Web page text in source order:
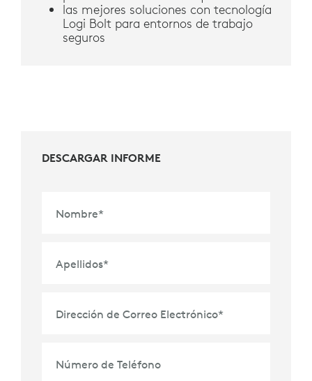
las mejores soluciones con tecnología
Logi Bolt para entornos de trabajo
seguros
DESCARGAR INFORME
Nombre*
Apellidos*
Dirección de Correo Electrónico*
Número de Teléfono